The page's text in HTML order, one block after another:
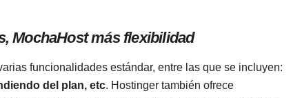
MochaHost más flexibilidad
funcionalidades estándar, entre las que se incluyen:
del plan, etc. Hostinger también ofrece